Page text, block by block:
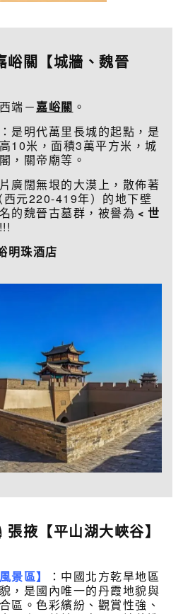
峪關【城牆、魏晉
端－嘉峪關 。
：是明代萬里長城的起點，是
10米，面積3萬平方米，城
，關帝廟等。
片廣闊無垠的大漠上，散佈著
元220-419年）的地下壁
的魏晉古墓群，被譽為 ﹤世
!!!
明珠酒店
張掖【平山湖大峽谷】
景區】
：中國北方乾旱地區
，是國內唯一的丹霞地貌與
區。色彩繽紛、觀賞性強、